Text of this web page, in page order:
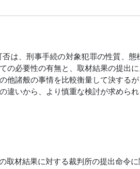
は、刑事手続の対象犯罪の性質、
の必要性の有無と、取材結果の提出
他諸般の事情を比較衡量して決する
違いから、より慎重な検討が求めら
材結果に対する裁判所の提出命令